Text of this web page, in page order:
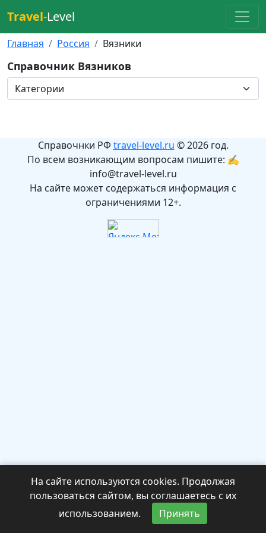
Travel-Level
Главная Россия Вязники
Справочник Вязников
Справочнки РФ travel-level.ru © 2026 год.
По всем возникающим вопросам пишите: ✍
info@travel-level.ru
На сайте может содержаться информация с
ограничениями 12+.
На сайте используются cookies. Продолжая
пользоваться сайтом, вы соглашаетесь с их
использованием.
Принять